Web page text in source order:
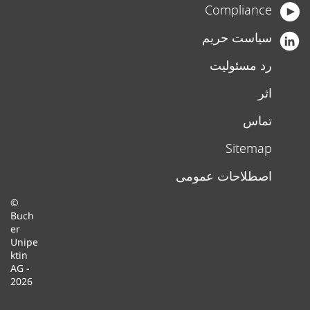
Compliance
سیاست حریم
رد مسئولیت
اثر
تماس
Sitemap
اصطلاحات عمومی
©
Buch
er
Unipe
ktin
AG -
2026